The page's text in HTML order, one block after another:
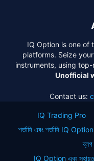
IQ Option is one of
platforms. Seize
instruments, using
Unofficial
Contact us:
IQ Trading Pro
শর্তাদি এবং শর্তাদি IQ Option
ব্লগ
IQ Option এবং